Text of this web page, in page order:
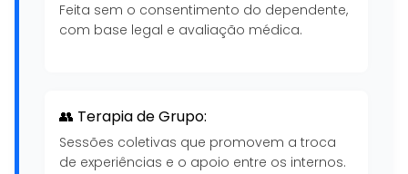
Feita sem o consentimento do dependente,
com base legal e avaliação médica.
👥 Terapia de Grupo:
Sessões coletivas que promovem a troca
de experiências e o apoio entre os internos.